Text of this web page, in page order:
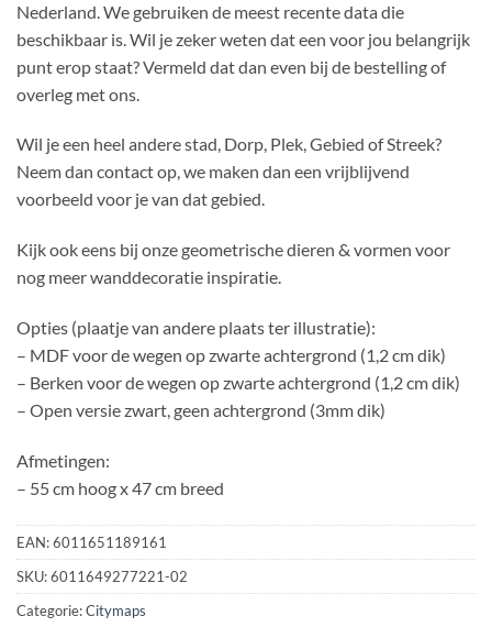
Nederland. We gebruiken de meest recente data die
beschikbaar is. Wil je zeker weten dat een voor jou belangrijk
punt erop staat? Vermeld dat dan even bij de bestelling of
overleg met ons.
Wil je een heel andere stad, Dorp, Plek, Gebied of Streek?
Neem dan contact op, we maken dan een vrijblijvend
voorbeeld voor je van dat gebied.
Kijk ook eens bij onze geometrische dieren & vormen voor
nog meer wanddecoratie inspiratie.
Opties (plaatje van andere plaats ter illustratie):
– MDF voor de wegen op zwarte achtergrond (1,2 cm dik)
– Berken voor de wegen op zwarte achtergrond (1,2 cm dik)
– Open versie zwart, geen achtergrond (3mm dik)
Afmetingen:
– 55 cm hoog x 47 cm breed
EAN:6011651189161
SKU:6011649277221-02
Categorie:Citymaps